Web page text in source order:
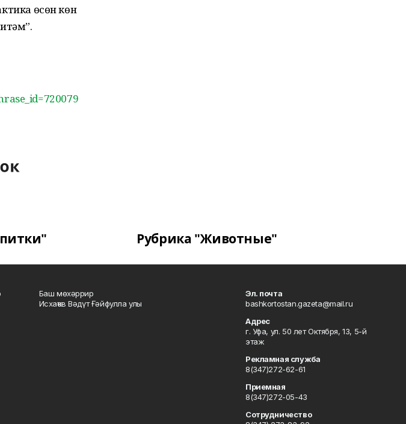
өсөн көн
Рубрика "Животные"
Баш мөхәррир
Исхаҡов Вәдүт Ғәйфулла улы
Эл. почта
bashkortostan.gazeta@mail.ru
Адрес
г. Уфа, ул. 50 лет Октября, 13, 5-й
этаж
Рекламная служба
8(347)272-62-61
Приемная
8(347)272-05-43
Сотрудничество